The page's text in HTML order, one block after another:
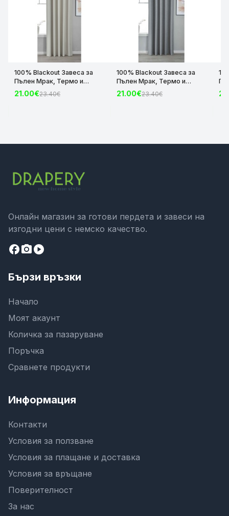
100% Blackout Завеса за
Пълен Мрак, Термо и
Шумоизолираща с коланче
цвят Крем, 175х140 и
21.00€23.40€
100% Blackout Завеса за
Пълен Мрак, Термо и
Шумоизолираща с коланче
цвят Сив, 175х140 и
21.00€23.40€
Онлайн магазин за готови пердета и завеси на
изгодни цени с немско качество.
facebookcamera_altplay_circle
Бързи връзки
Начало
Моят акаунт
Количка за пазаруване
Поръчка
Сравнете продукти
Информация
Контакти
Условия за ползване
Условия за плащане и доставка
Условия за връщане
Поверителност
За нас